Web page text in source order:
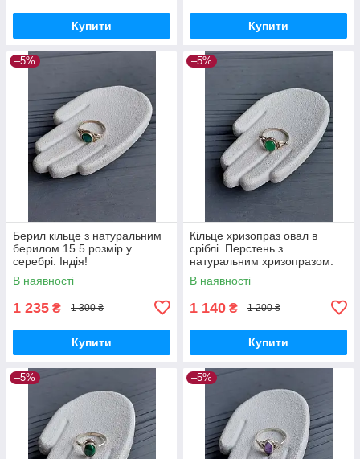
Купити Купити
–5%
Берил кільце з натуральним
берилом 15.5 розмір у
серебрі. Індія!
В наявності
1 235 ₴ 1 300 ₴
Купити
–5%
Кільце хризопраз овал в
сріблі. Перстень з
натуральним хризопразом.
Розмір 15.5. Індія.
В наявності
1 140 ₴ 1 200 ₴
Купити
–5% –5%